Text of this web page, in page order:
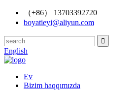
（+86） 13703392720
boyatieyi@aliyun.com
English
Ev
Bizim haqqımızda